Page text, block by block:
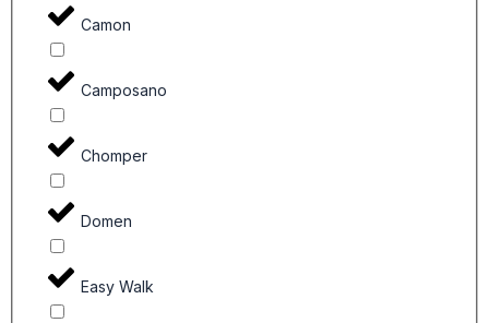
Camon
Camposano
Chomper
Domen
Easy Walk